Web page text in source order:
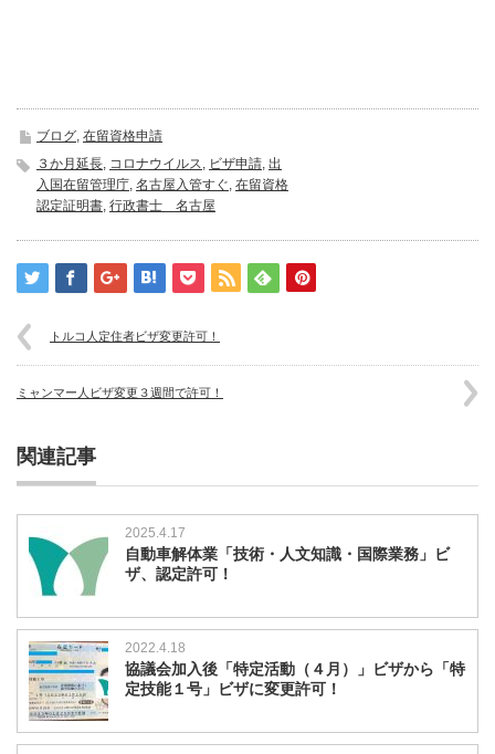
ブログ, 在留資格申請
３か月延長, コロナウイルス, ビザ申請, 出
入国在留管理庁, 名古屋入管すぐ, 在留資格
認定証明書, 行政書士 名古屋
トルコ人定住者ビザ変更許可！
ミャンマー人ビザ変更３週間で許可！
関連記事
2025.4.17
自動車解体業「技術・人文知識・国際業務」ビ
ザ、認定許可！
2022.4.18
協議会加入後「特定活動（４月）」ビザから「特
定技能１号」ビザに変更許可！